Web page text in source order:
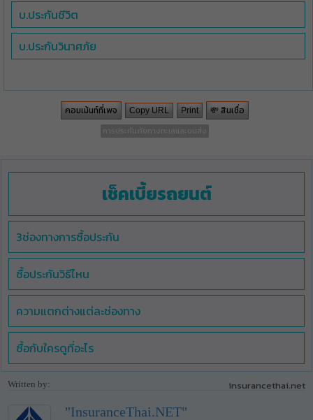
บ.ประกันชีวิต
บ.ประกันวินาศภัย
คอมเม้นท์ที่เพจ Copy URL Print 💸 สินเชื่อ
การประกันภัยทางทะเลและขนส่ง
เช็คเบี้ยรถยนต์
3ช่องทางการซื้อประกัน
ซื้อประกันวิธีไหน
ความแตกต่างแต่ละช่องทาง
ซื้อกับใครดูที่อะไร
Written by: insurancethai.net
"InsuranceThai.NET"